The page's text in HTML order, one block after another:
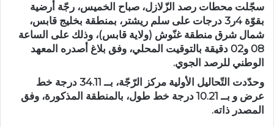
سجّلت محطات رصد الزّلازل، صباح الخميس، رجّة أرضية
بقوّة 4ر3 درجات على سلم ريشتر، بمنطقة بخليج قابس،
شمال شرق منطقة غنّوش (ولاية قابس)، وذلك على الساعة
08 و02 دقيقة بالتوقيت المحلي، وفق بلاغ أصدره المعهد
الوطني للرصد الجوي.
وحدّدت التّحاليل الأولية مركز الرّجّة، بــ 34.11 درجة خط
عرض و بــ 10.21 درجة خط طول، بالمنطقة المذكورة، وفق
المصدر ذاته.